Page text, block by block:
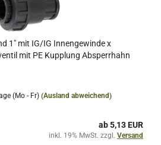
1" mit IG/IG Innengewinde x
mit PE Kupplung Absperrhahn
(Mo - Fr) (Ausland abweichend)
ab 5,13 EUR
inkl. 19% MwSt. zzgl. Versand